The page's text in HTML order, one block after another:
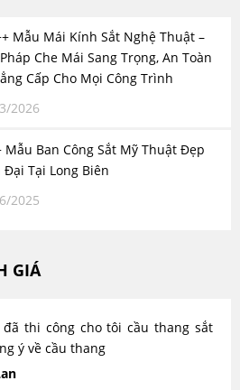
Mẫu Mái Kính Sắt Nghệ Thuật –
Che Mái Sang Trọng, An Toàn
Cấp Cho Mọi Công Trình
2026
Mẫu Ban Công Sắt Mỹ Thuật Đẹp
Đại Tại Long Biên
2025
GIÁ
thi công cho tôi cầu thang sắt
ý về cầu thang